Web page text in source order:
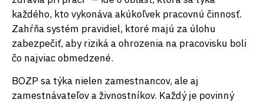
každého, kto vykonáva akúkoľvek pracovnú činnosť.
Zahŕňa systém pravidiel, ktoré majú za úlohu
zabezpečiť, aby riziká a ohrozenia na pracovisku boli
čo najviac obmedzené.
BOZP sa týka nielen zamestnancov, ale aj
zamestnávateľov a živnostníkov. Každý je povinný